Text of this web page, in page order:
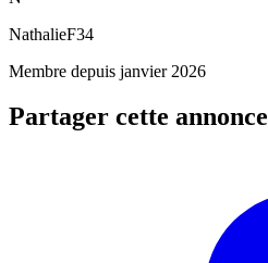
NathalieF34
Membre depuis janvier 2026
Partager cette annonce